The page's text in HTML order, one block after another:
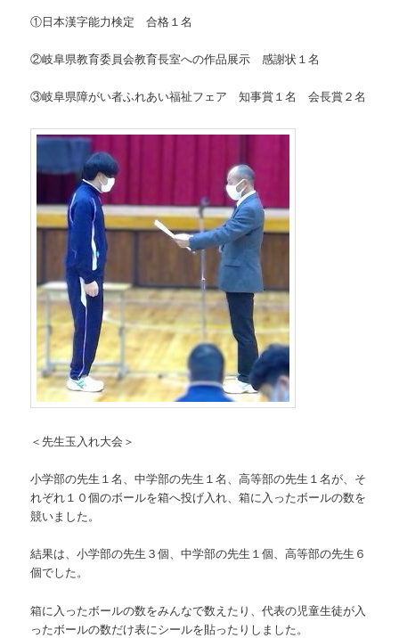
①日本漢字能力検定 合格１名
②岐阜県教育委員会教育長室への作品展示 感謝状１名
③岐阜県障がい者ふれあい福祉フェア 知事賞１名 会長賞２名
＜先生玉入れ大会＞
小学部の先生１名、中学部の先生１名、高等部の先生１名が、そ
れぞれ１０個のボールを箱へ投げ入れ、箱に入ったボールの数を
競いました。
結果は、小学部の先生３個、中学部の先生１個、高等部の先生６
個でした。
箱に入ったボールの数をみんなで数えたり、代表の児童生徒が入
ったボールの数だけ表にシールを貼ったりしました。